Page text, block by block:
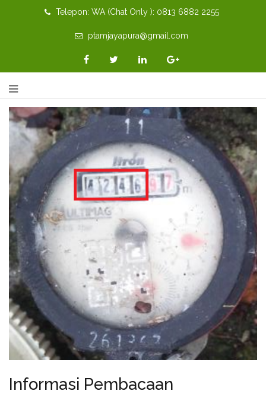
Telepon: WA (Chat Only ): 0813 6882 2255
ptamjayapura@gmail.com
Informasi Pembacaan